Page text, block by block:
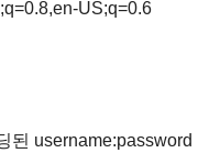
US;q=0.6
된 username:password